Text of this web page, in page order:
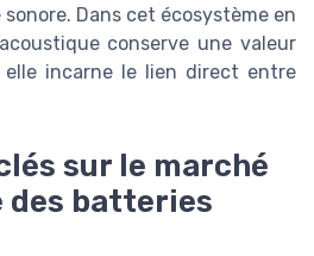
Dans cet écosystème en
conserve une valeur
incarne le lien direct entre
sur le marché
des batteries